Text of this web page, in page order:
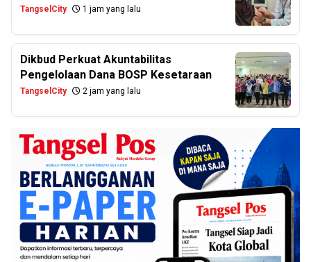
TangselCity 1 jam yang lalu
Dikbud Perkuat Akuntabilitas
Pengelolaan Dana BOSP Kesetaraan
TangselCity 2 jam yang lalu